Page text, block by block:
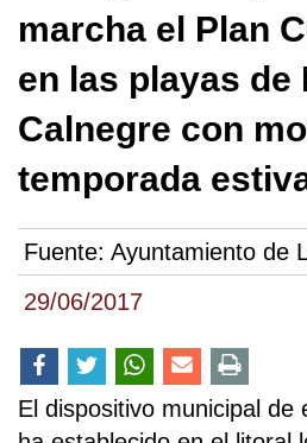
29/06/2017
marcha el Plan
en las playas de
Calnegre con
temporada
Fuente: Ayuntamiento de
El dispositivo municipal de